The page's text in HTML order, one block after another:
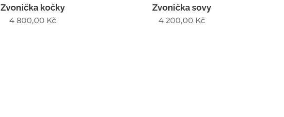
Zvonička kočky
4 800,00 Kč
Zvonička sovy
4 200,00 Kč